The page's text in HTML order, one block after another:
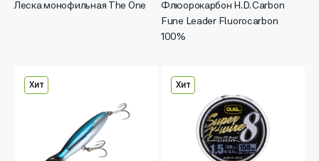
Леска монофильная The One
Флюорокарбон H.D. Carbon
Fune Leader Fluorocarbon
100%
Хит Хит